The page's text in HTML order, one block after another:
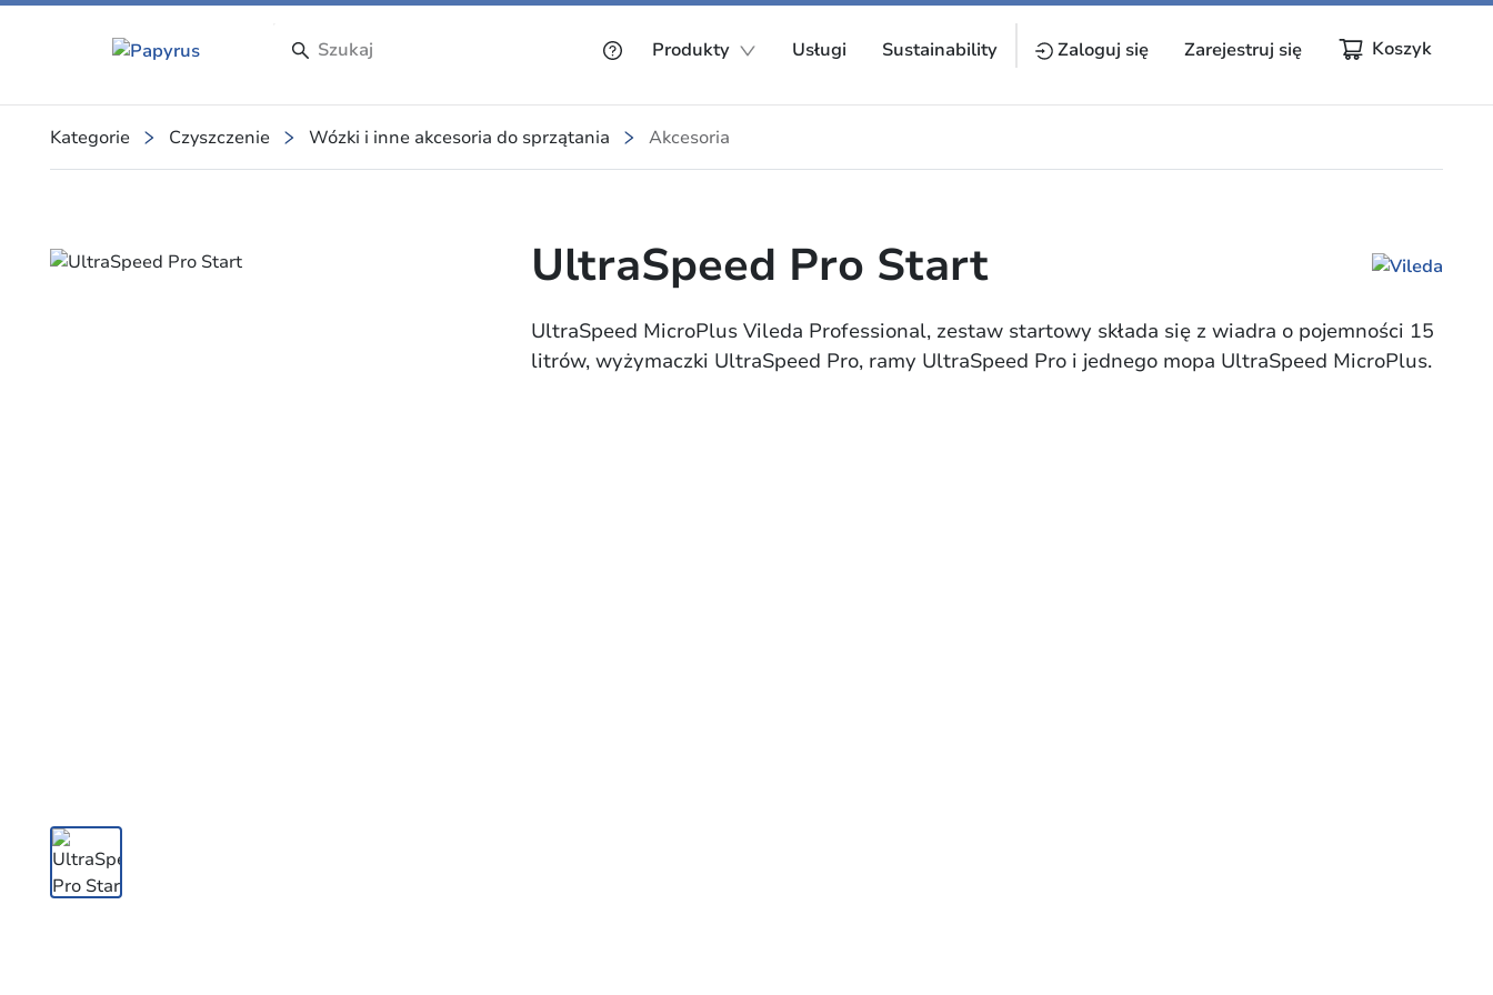
Produkty Usługi Sustainability Zaloguj się Zarejestruj się Koszyk
Kategorie Czyszczenie Wózki i inne akcesoria do sprzątania Akcesoria
Slide 1 of 1 UltraSpeed Pro Start
UltraSpeed MicroPlus Vileda Professional, zestaw startowy składa się z wiadra o pojemności 15
litrów, wyżymaczki UltraSpeed Pro, ramy UltraSpeed Pro i jednego mopa UltraSpeed MicroPlus.